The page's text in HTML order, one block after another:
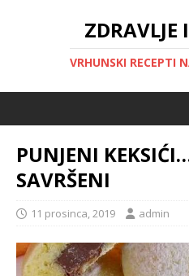
VRHUNSKI RECEPTI
PUNJENI
SAVRŠENI
11 prosinca, 2019 admin